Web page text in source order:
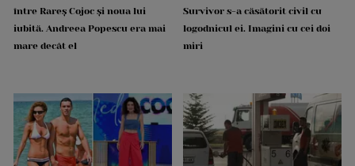
între Rareș Cojoc și noua lui
iubită. Andreea Popescu era mai
mare decât el
Survivor s-a căsătorit civil cu
logodnicul ei. Imagini cu cei doi
miri